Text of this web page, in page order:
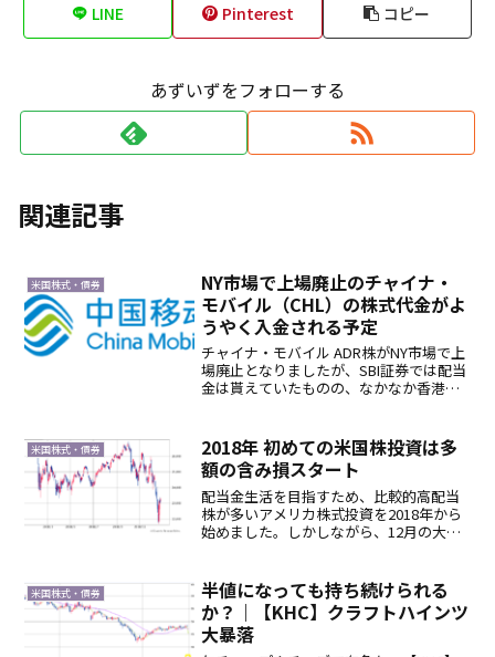
LINE Pinterest コピー
あずいずをフォローする
関連記事
米国株式・債券
NY市場で上場廃止のチャイナ・
モバイル（CHL）の株式代金がよ
うやく入金される予定
チャイナ・モバイル ADR株がNY市場で上
場廃止となりましたが、SBI証券では配当
金は貰えていたものの、なかなか香港株
ました。1. チャイナモバイル ADR株が入
金予定...
米国株式・債券
2018年 初めての米国株投資は多
額の含み損スタート
配当金生活を目指すため、比較的高配当
株が多いアメリカ株式投資を2018年から
始めました。しかしながら、12月の大暴
た年に始めずに、久々の年間下落となっ
た2018年に米国...
米国株式・債券
半値になっても持ち続けられる
か？｜【KHC】クラフトハインツ
大暴落